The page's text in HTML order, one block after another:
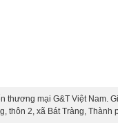
thương mại G&T Việt Nam.
thôn 2, xã Bát Tràng, Thành